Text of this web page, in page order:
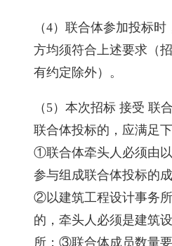
（4）联合体参加投标
方均须符合上述要求（
有约定除外）。
（5）本次招标 接受 联
联合体投标的，应满足下
①联合体牵头人必须由
参与组成联合体投标的成
②以建筑工程设计事务
的，牵头人必须是建筑
所；③联合体成员数量